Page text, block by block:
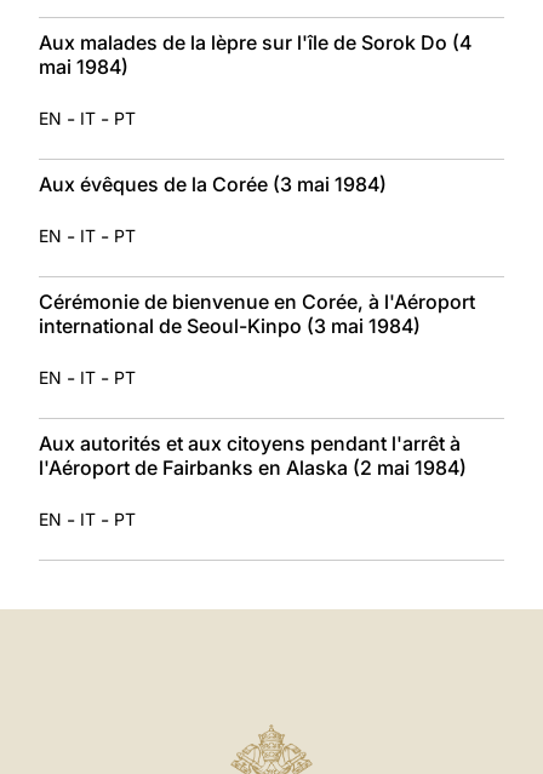
Aux malades de la lèpre sur l'île de Sorok Do (4
mai 1984)
EN - IT - PT
Aux évêques de la Corée (3 mai 1984)
EN - IT - PT
Cérémonie de bienvenue en Corée, à l'Aéroport
international de Seoul-Kinpo (3 mai 1984)
EN - IT - PT
Aux autorités et aux citoyens pendant l'arrêt à
l'Aéroport de Fairbanks en Alaska (2 mai 1984)
EN - IT - PT